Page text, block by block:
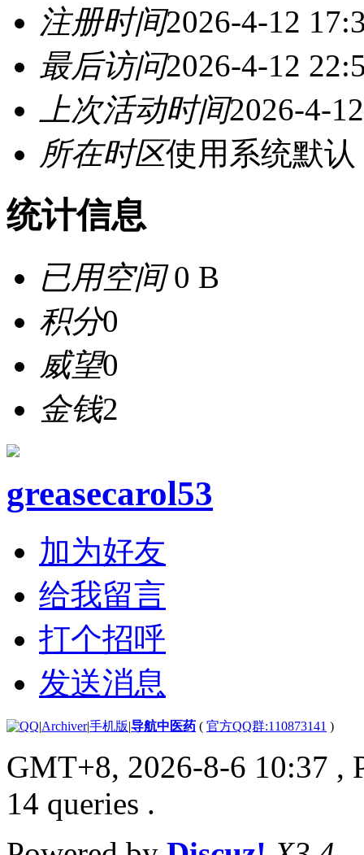
注册时间2026-4-12
最后访问2026-4-12
上次活动时间2026-4-
所在时区使用系统默认
统计信息
已用空间0 B
积分0
威望0
金钱2
greasecarol53
加为好友
给我留言
打个招呼
发送消息
|Archiver|手机版|导航中医药 ( 官方QQ群:110873141 )
GMT+8, 2026-8-6 10:37 ,
14 queries .